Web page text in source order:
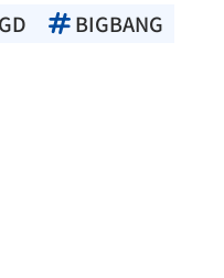
GD
BIGBANG